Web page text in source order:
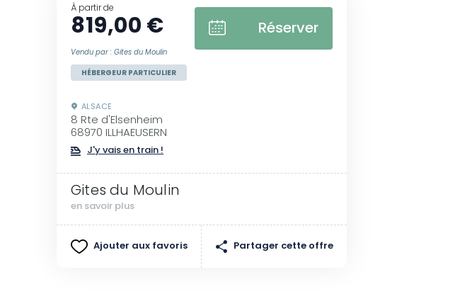
À partir de
819,00 €
Vendu par : Gites du Moulin
Réserver
HÉBERGEUR PARTICULIER
ALSACE
8 Rte d'Elsenheim
68970 ILLHAEUSERN
J'y vais en train !
Gites du Moulin
en savoir plus
Ajouter aux favoris Partager cette offre